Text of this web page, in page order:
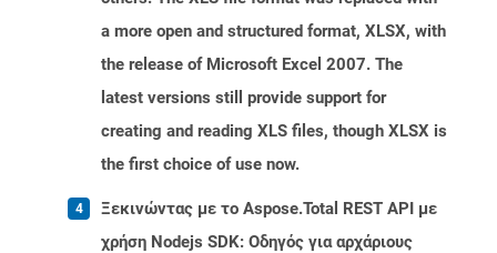
a more open and structured format, XLSX, with
the release of Microsoft Excel 2007. The
latest versions still provide support for
creating and reading XLS files, though XLSX is
the first choice of use now.
Ξεκινώντας με το Aspose.Total REST API με
χρήση Nodejs SDK: Οδηγός για αρχάριους